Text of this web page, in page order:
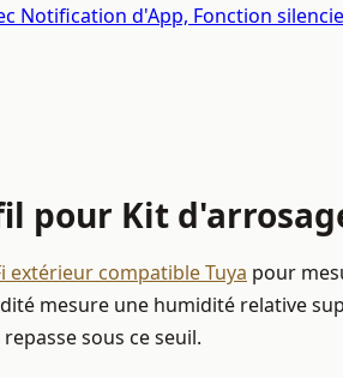
Notification d'App, Fonction
pour Kit
extérieur compatible Tuya pour
mesure une humidité relative
sous ce seuil.